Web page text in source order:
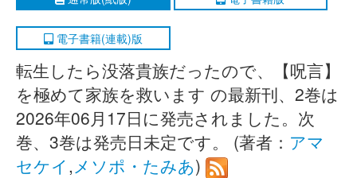
電子書籍(連載)版
転生したら没落貴族だったので、【呪言】
を極めて家族を救います の最新刊、2巻は
2026年06月17日に発売されました。次
巻、3巻は発売日未定です。 (著者： アマ
セケイ,メソポ・たみあ)